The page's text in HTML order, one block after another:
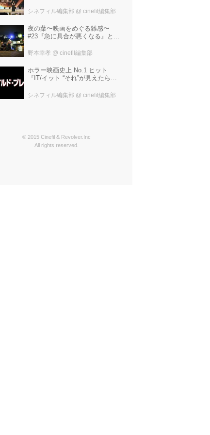
中国最大の映画祭「上海国際映
シネフィル編集部 @ cinefil編集部
夜の葉〜映画をめぐる雑感〜
#23『急に具合が悪くなる』と宮
が悪くなる』
野本幸孝 @ cinefil編集部
ホラー映画史上 No.1 ヒット
『IT/イット “それ”が見えたら、
残る“殺人人形”トラウマ映画『チ
シネフィル編集部 @ cinefil編集部
© 2015 Cinefil & Revolver.Inc
All rights reserved.